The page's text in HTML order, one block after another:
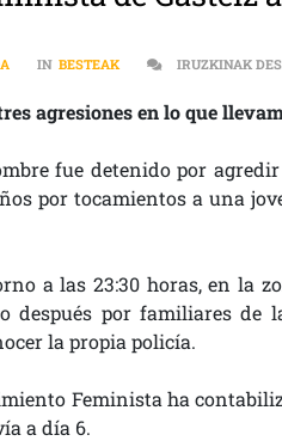
IN BESTEAK IRUZKINAK
agresiones en lo que
fue detenido por
por tocamientos a una
a las 23:30 horas, en la
después por familiares
la propia policía.
Feminista ha
a día 6.